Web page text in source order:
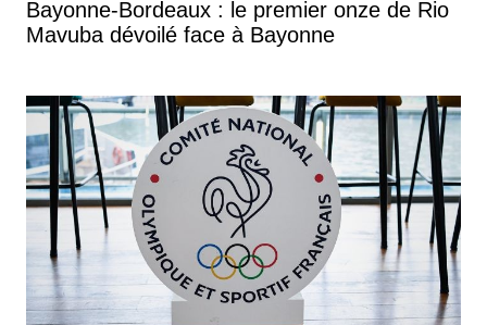
Bayonne-Bordeaux : le premier onze de Rio
Mavuba dévoilé face à Bayonne